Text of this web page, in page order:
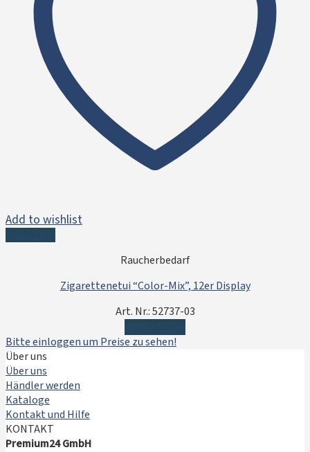
Add to wishlist
Raucherbedarf
Zigarettenetui “Color-Mix”, 12er Display
Art. Nr.: 52737-03
Bitte einloggen um Preise zu sehen!
Über uns
Über uns
Händler werden
Kataloge
Kontakt und Hilfe
KONTAKT
Premium24 GmbH